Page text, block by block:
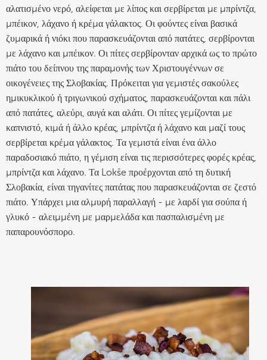
αλατισμένο νερό, αλείφεται με λίπος και σερβίρεται με μπρίντζα,
μπέικον, λάχανο ή κρέμα γάλακτος. Οι φούντες είναι βασικά
ζυμαρικά ή νιόκι που παρασκευάζονται από πατάτες, σερβίρονται
με λάχανο και μπέικον. Οι πίτες σερβίρονταν αρχικά ως το πρώτο
πιάτο του δείπνου της παραμονής των Χριστουγέννων σε
οικογένειες της Σλοβακίας. Πρόκειται για γεμιστές σακούλες
ημικυκλικού ή τριγωνικού σχήματος, παρασκευάζονται και πάλι
από πατάτες, αλεύρι, αυγά και αλάτι. Οι πίτες γεμίζονται με
καπνιστό, κιμά ή άλλο κρέας, μπρίντζα ή λάχανο και μαζί τους
σερβίρεται κρέμα γάλακτος. Τα γεμιστά είναι ένα άλλο
παραδοσιακό πιάτο, η γέμιση είναι τις περισσότερες φορές κρέας,
μπρίντζα και λάχανο. Τα Lokše προέρχονται από τη δυτική
Σλοβακία, είναι τηγανίτες πατάτας που παρασκευάζονται σε ζεστό
πιάτο. Υπάρχει μια αλμυρή παραλλαγή - με λαρδί για σούπα ή
γλυκό - αλειμμένη με μαρμελάδα και πασπαλισμένη με
παπαρουνόσπορο.